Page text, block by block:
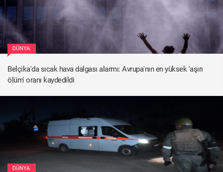
DÜNYA
Belçika'da sıcak hava dalgası alarmı: Avrupa'nın en yüksek 'aşırı
ölüm' oranı kaydedildi
DÜNYA